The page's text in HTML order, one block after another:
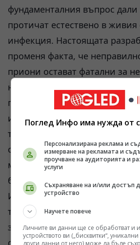
фундаменталния въпрос дали
протичат естествено в
инфекция. Настоящата
променя факта, че
приони остават фатални за
нито доказва, че тялото
прионоподобни агрегати като
имунна отбрана. То по-скоро
технологична възможност за
сложни протеинови масиви,
момента бяха извън обсега
биотехнологичните компании.
Интегрирането на изкуствен
търсенето на „криптирани
заобикаляне на
откриването на
Поглед Инфо има нужда от
Персонализирана реклама и
измерване на рекламата и
проучване на аудиторията и
услуги
Съхраняване на и/или достъп
устройство
Научете повече
Личните ви данни ще се обработват и
устройството ви („бисквитки“,
други данни от него) може да бъде